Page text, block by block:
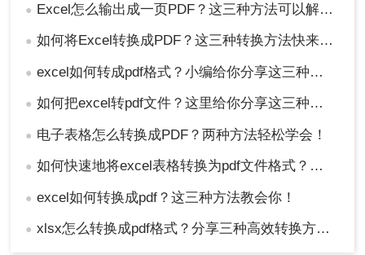
3、点击转换，等到转换完成。
注意：注意免费服务的限制条件，如文件大小、转
● Excel怎么输出成一页PDF？这三种方法可以解决！
● 如何将Excel转换成PDF？这三种转换方法快来了解下！
● excel如何转成pdf格式？小编给你分享这三种方法！
● 如何把excel转pdf文件？这里给你分享这三种操作方法！
● 电子表格怎么转换成PDF？两种方法轻松学会！
● 如何快速地将excel表格转换为pdf文件格式？有这三种方法可以快速转换！
● excel如何转换成pdf？这三种方法教会你！
● xlsx怎么转换成pdf格式？分享三种高效转换方法！